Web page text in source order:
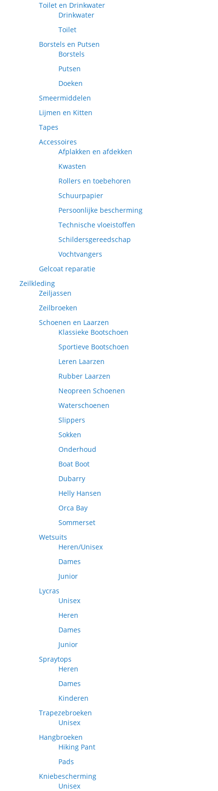
Toilet en Drinkwater
Drinkwater
Toilet
Borstels en Putsen
Borstels
Putsen
Doeken
Smeermiddelen
Lijmen en Kitten
Tapes
Accessoires
Afplakken en afdekken
Kwasten
Rollers en toebehoren
Schuurpapier
Persoonlijke bescherming
Technische vloeistoffen
Schildersgereedschap
Vochtvangers
Gelcoat reparatie
Zeilkleding
Zeiljassen
Zeilbroeken
Schoenen en Laarzen
Klassieke Bootschoen
Sportieve Bootschoen
Leren Laarzen
Rubber Laarzen
Neopreen Schoenen
Waterschoenen
Slippers
Sokken
Onderhoud
Boat Boot
Dubarry
Helly Hansen
Orca Bay
Sommerset
Wetsuits
Heren/Unisex
Dames
Junior
Lycras
Unisex
Heren
Dames
Junior
Spraytops
Heren
Dames
Kinderen
Trapezebroeken
Unisex
Hangbroeken
Hiking Pant
Pads
Kniebescherming
Unisex